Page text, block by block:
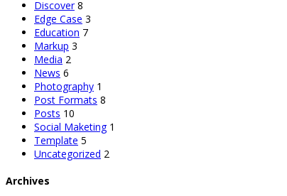
Discover 8
Edge Case 3
Education 7
Markup 3
Media 2
News 6
Photography 1
Post Formats 8
Posts 10
Social Maketing 1
Template 5
Uncategorized 2
Archives